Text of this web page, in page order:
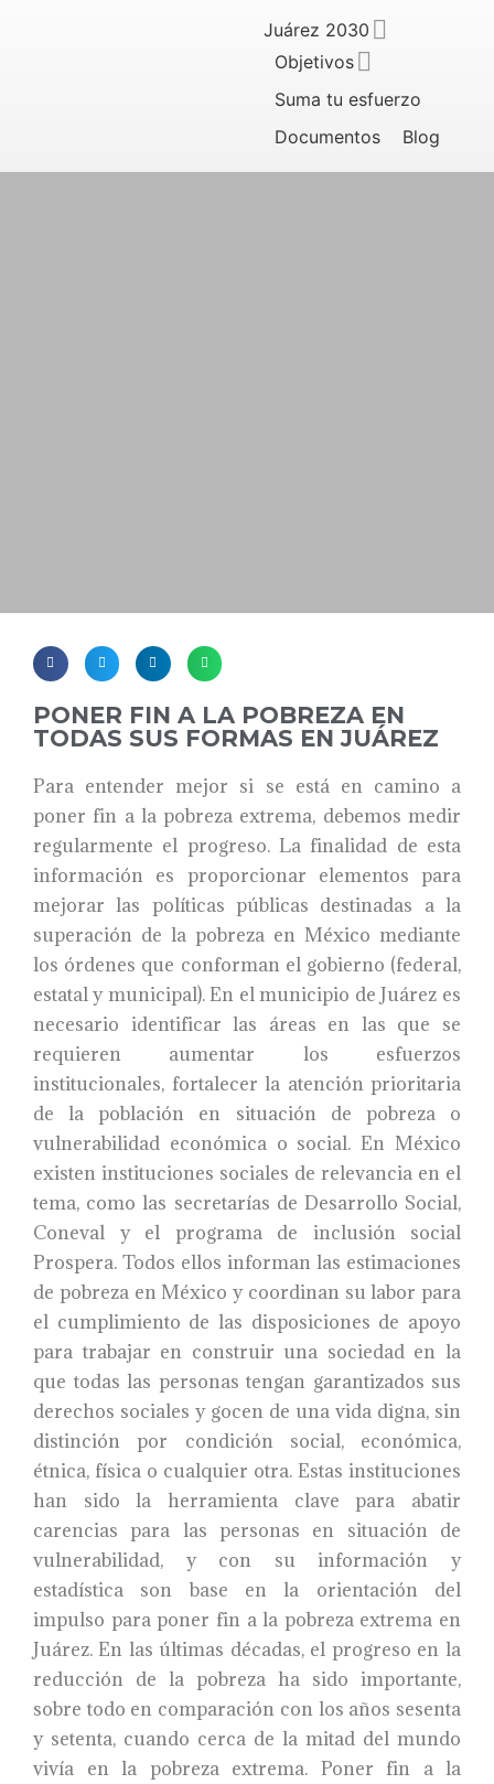
Juárez 2030
Objetivos
Suma tu esfuerzo
Documentos
Blog
PONER FIN A LA POBREZA EN
TODAS SUS FORMAS EN JUÁREZ
Para entender mejor si se está en camino a
poner fin a la pobreza extrema, debemos medir
regularmente el progreso. La finalidad de esta
información es proporcionar elementos para
mejorar las políticas públicas destinadas a la
superación de la pobreza en México mediante
los órdenes que conforman el gobierno (federal,
estatal y municipal). En el municipio de Juárez es
necesario identificar las áreas en las que se
requieren aumentar los esfuerzos
institucionales, fortalecer la atención prioritaria
de la población en situación de pobreza o
vulnerabilidad económica o social. En México
existen instituciones sociales de relevancia en el
tema, como las secretarías de Desarrollo Social,
Coneval y el programa de inclusión social
Prospera. Todos ellos informan las estimaciones
de pobreza en México y coordinan su labor para
el cumplimiento de las disposiciones de apoyo
para trabajar en construir una sociedad en la
que todas las personas tengan garantizados sus
derechos sociales y gocen de una vida digna, sin
distinción por condición social, económica,
étnica, física o cualquier otra. Estas instituciones
han sido la herramienta clave para abatir
carencias para las personas en situación de
vulnerabilidad, y con su información y
estadística son base en la orientación del
impulso para poner fin a la pobreza extrema en
Juárez. En las últimas décadas, el progreso en la
reducción de la pobreza ha sido importante,
sobre todo en comparación con los años sesenta
y setenta, cuando cerca de la mitad del mundo
vivía en la pobreza extrema. Poner fin a la